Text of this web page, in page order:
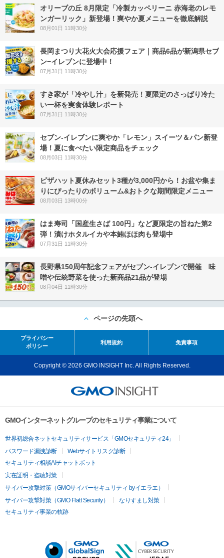
オリーブの丘 8月限定「冷製カッペリーニ 赤海老のレモ
ンガーリック」新登場！爽やか夏メニューを徹底解説
08月01日 11時30分
長岡まつり大花火大会応援フェア｜商品6品が新潟県セブ
ン−イレブンに登場中！
07月31日 11時30分
すき家が「冷やし汁」を新発売！夏限定のさっぱり冷た
い一杯を実食体験レポート
07月31日 11時30分
セブン‐イレブンに爽やか「レモン」スイーツ＆パン新登
場！夏に食べたい限定商品をチェック
08月03日 11時30分
ピザハット夏休みセット3種が3,000円から！お盆や集ま
りにぴったりのボリューム&おトクな期間限定メニュー
08月03日 13時00分
はま寿司「国産生さば 100円」など夏限定の旨ねた第2
弾！漬けホタルイカや本鮪ほほ肉も登場中
07月31日 11時30分
長野県150周年記念フェアがセブン-イレブンで開催 味
噌や伝統野菜を使った新商品21品が登場
08月04日 11時30分
ページの先頭へ
プライバシー
ポリシー
利用規約 免責事項
Copyright © 2026 GMO INSIGHT Inc. All Rights Reserved.
GMOインターネットグループのセキュリティ事業について
世界初総合ネットセキュリティサービス「GMOセキュリティ24」
パスワード漏洩診断
Webサイトリスク診断
セキュリティ相談AIチャットボット
実在証明・盗聴対策
サイバー攻撃対策（GMOサイバーセキュリティ byイエラエ）
サイバー攻撃対策（GMO Flatt Security）
なりすまし対策
セキュリティ事業の軌跡